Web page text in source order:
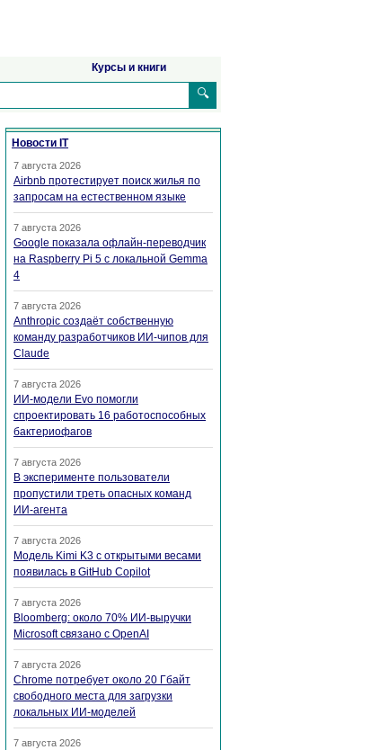
Курсы и книги
🔍
Новости IT
7 августа 2026
Airbnb протестирует поиск жилья по
запросам на естественном языке
7 августа 2026
Google показала офлайн-переводчик
на Raspberry Pi 5 с локальной Gemma
4
7 августа 2026
Anthropic создаёт собственную
команду разработчиков ИИ-чипов для
Claude
7 августа 2026
ИИ-модели Evo помогли
спроектировать 16 работоспособных
бактериофагов
7 августа 2026
В эксперименте пользователи
пропустили треть опасных команд
ИИ-агента
7 августа 2026
Модель Kimi K3 с открытыми весами
появилась в GitHub Copilot
7 августа 2026
Bloomberg: около 70% ИИ-выручки
Microsoft связано с OpenAI
7 августа 2026
Chrome потребует около 20 Гбайт
свободного места для загрузки
локальных ИИ-моделей
7 августа 2026